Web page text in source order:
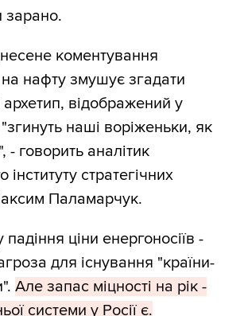
зарано.
коментування
нафту змушує згадати
відображений у
наші воріженьки, як
- говорить аналітик
інституту стратегічних
Паламарчук.
ціни енергоносіїв -
для існування "країни-
Але запас міцності на рік -
системи у Росії є.